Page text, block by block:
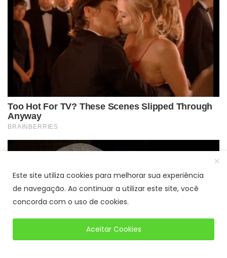
Este site utiliza cookies para melhorar sua experiência
de navegação. Ao continuar a utilizar este site, você
concorda com o uso de cookies.
Aceitar Cookies